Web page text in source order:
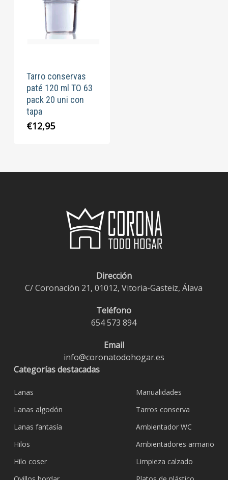
Tarro conservas
paté 120 ml TO 63
pack 20 uni con
tapa
€12,95
Dirección
C/ Coronación 21, 01012, Vitoria-Gasteiz, Álava
Teléfono
654 573 894
Email
info@coronatodohogar.es
Categorías destacadas
Lanas
Lanas algodón
Lanas fantasía
Hilos
Hilo coser
Manualidades
Tarros conserva
Ambientador WC
Ambientadores armario
Limpieza calzado